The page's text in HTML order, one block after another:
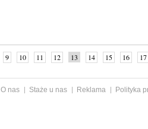
9 10 11 12 13 14 15 16 17
O nas Staże u nas Reklama
Polityka